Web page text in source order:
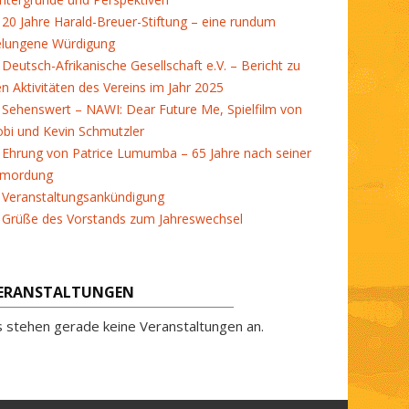
20 Jahre Harald-Breuer-Stiftung – eine rundum
Würdigung
Deutsch-Afrikanische Gesellschaft e.V. – Bericht zu
Aktivitäten des Vereins im Jahr 2025
Sehenswert – NAWI: Dear Future Me, Spielfilm von
und Kevin Schmutzler
Ehrung von Patrice Lumumba – 65 Jahre nach seiner
Veranstaltungsankündigung
Grüße des Vorstands zum Jahreswechsel
stehen gerade keine Veranstaltungen an.